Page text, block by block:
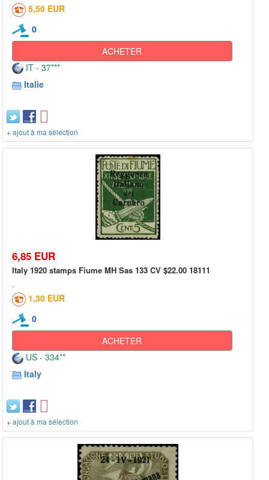
5,50 EUR
0
ACHETER
IT - 37***
Italie
+ ajout à ma sélection
6,85 EUR
Italy 1920 stamps Fiume MH Sas 133 CV $22.00 18111
1,30 EUR
0
ACHETER
US - 334**
Italy
+ ajout à ma sélection